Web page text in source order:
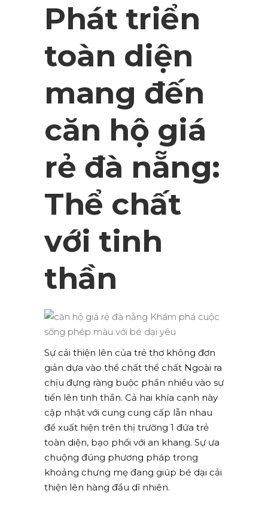
Phát triển
toàn diện
mang đến
căn hộ giá
rẻ đà nẵng:
Thể chất
với tinh
thần
Sự cải thiện lên của trẻ thơ không đơn
giản dựa vào thể chất thể chất Ngoài ra
chịu đựng ràng buộc phần nhiều vào sự
tiến lên tinh thần. Cả hai khía cạnh này
cập nhật với cung cung cấp lẫn nhau
để xuất hiện trên thị trường 1 đứa trẻ
toàn diện, bạo phổi với an khang. Sự ưa
chuộng đúng phương pháp trong
khoảng chưng mẹ đang giúp bé dại cải
thiện lên hàng đầu dĩ nhiên.